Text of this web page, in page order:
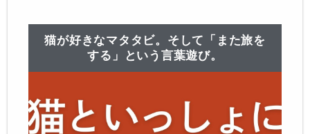
猫が好きなマタタビ。 そして「また旅を
する」という言葉遊び。